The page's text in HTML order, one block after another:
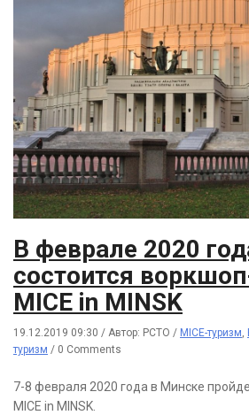
В феврале 2020
состоится
MICE in MINSK
19.12.2019 09:30 / Автор: РСТО / MICE-туризм,
туризм / 0 Comments
7-8 февраля 2020 года в Минске
MICE in MINSK.